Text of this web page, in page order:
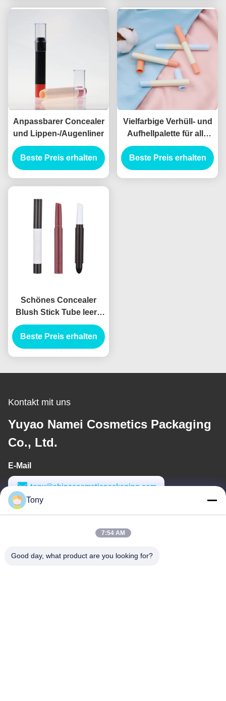
Eyeliner-Rohr
Anpassbarer Concealer
und Lippen-/Augenliner
Beste Preis erhalten
Vielfarbige Verhüll- und
Aufhellpalette für alle
Hauttypen
Beste Preis erhalten
Schönes Concealer
Blush Stick Tube leere
Stiftung Stick
Verpackung Stiftung
Lippstick Behälter
Beste Preis erhalten
Kontakt mit uns
Yuyao Namei Cosmetics Packaging
Co., Ltd.
E-Mail
tony@chinacosmeticpackaging.com
Arbeitszeit
Tony
7:54 AM
Good day, what product are you looking for?